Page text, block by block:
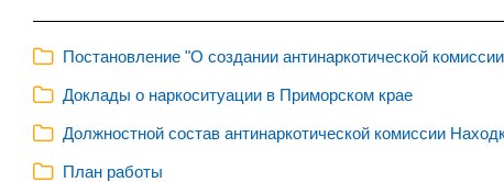
Постановление "О создании антинаркотической
Доклады о наркоситуации в Приморском крае
Должностной состав антинаркотической комиссии
План работы